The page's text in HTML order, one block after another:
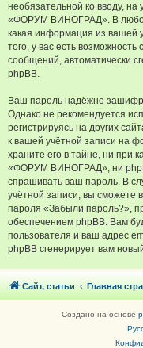
необязательной ко вводу,
«ФОРУМ ВИНОГРАД». В любом
какая информация из вашей
того, у вас есть возможность
сообщений, автоматически
phpBB.
Ваш пароль надёжно
Однако не рекомендуется
регистрируясь на других
к вашей учётной записи на
храните его в тайне, ни при
«ФОРУМ ВИНОГРАД», ни
спрашивать ваш пароль. В
учётной записи, вы сможете
пароля «Забыли пароль?»,
обеспечением phpBB. Вам
пользователя и ваш адрес
phpBB сгенерирует вам
Сайт, статьи Главная
Создано на основе